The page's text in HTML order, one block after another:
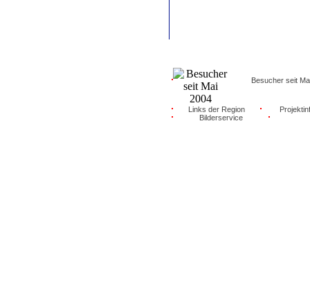
Besucher seit
Links der Region
Bilderservice